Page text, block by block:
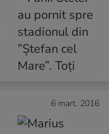
6 mart. 2016